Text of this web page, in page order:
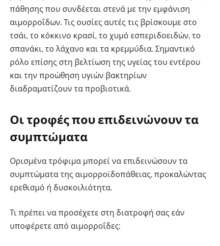
πάθησης που συνδέεται στενά με την εμφάνιση
αιμορροΐδων. Τις ουσίες αυτές τις βρίσκουμε στο
τσάι, το κόκκινο κρασί, το χυμό εσπεριδοειδών, το
σπανάκι, το λάχανο και τα κρεμμύδια. Σημαντικό
ρόλο επίσης στη βελτίωση της υγείας του εντέρου
και την προώθηση υγιών βακτηρίων
διαδραματίζουν τα προβιοτικά.
Οι τροφές που επιδεινώνουν τα
συμπτώματα
Ορισμένα τρόφιμα μπορεί να επιδεινώσουν τα
συμπτώματα της αιμορροϊδοπάθειας, προκαλώντας
ερεθισμό ή δυσκοιλιότητα.
Τι πρέπει να προσέχετε στη διατροφή σας εάν
υποφέρετε από αιμορροΐδες: